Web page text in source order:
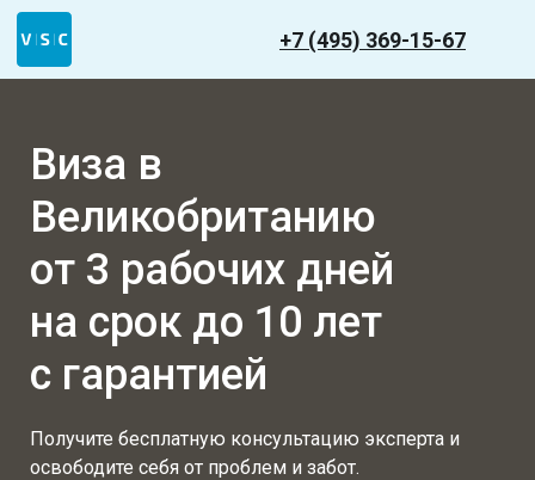
+7 (495) 369-15-67
Виза в
Великобританию
от 3 рабочих дней
на срок до 10 лет
с гарантией
Получите бесплатную консультацию эксперта и
освободите себя от проблем и забот.